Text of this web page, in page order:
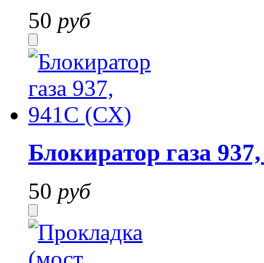
50 руб
Блокиратор газа
50 руб